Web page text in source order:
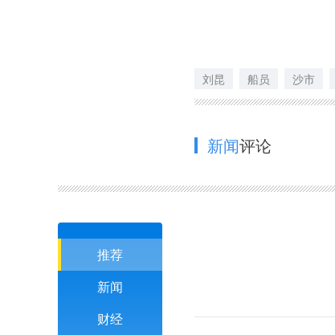
刘昆 船员 沙市
新闻评论
推荐
新闻
财经